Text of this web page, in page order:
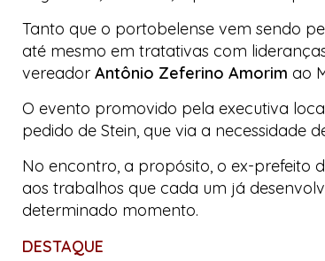
Tanto que o portobelense vem sendo
até mesmo em tratativas com
vereador Antônio Zeferino Amorim ao
O evento promovido pela executiva
pedido de Stein, que via a necessidade
No encontro, a propósito, o ex-prefeito
aos trabalhos que cada um já
determinado momento.
DESTAQUE